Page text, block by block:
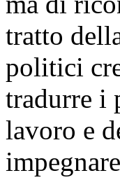
tratto
politici
tradurre i
lavoro e